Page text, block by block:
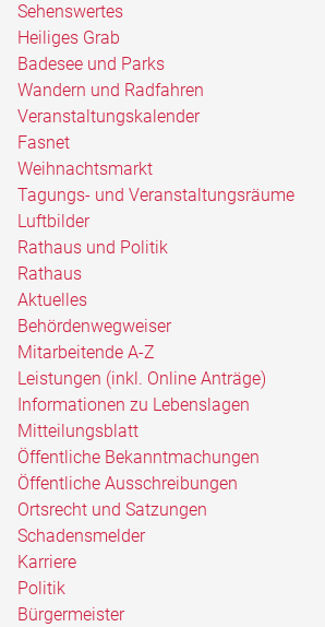
Sehenswertes
Heiliges Grab
Badesee und Parks
Wandern und Radfahren
Veranstaltungskalender
Fasnet
Weihnachtsmarkt
Tagungs- und Veranstaltungsräume
Luftbilder
Rathaus und Politik
Rathaus
Aktuelles
Behördenwegweiser
Mitarbeitende A-Z
Leistungen (inkl. Online Anträge)
Informationen zu Lebenslagen
Mitteilungsblatt
Öffentliche Bekanntmachungen
Öffentliche Ausschreibungen
Ortsrecht und Satzungen
Schadensmelder
Karriere
Politik
Bürgermeister